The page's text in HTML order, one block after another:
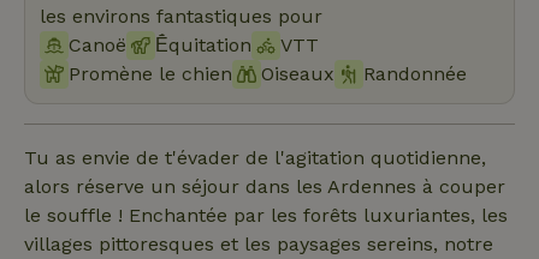
les environs fantastiques pour
Canoë
Ḗquitation
VTT
Promène le chien
Oiseaux Randonnée
Tu as envie de t'évader de l'agitation quotidienne,
alors réserve un séjour dans les Ardennes à couper
le souffle ! Enchantée par les forêts luxuriantes, les
villages pittoresques et les paysages sereins, notre